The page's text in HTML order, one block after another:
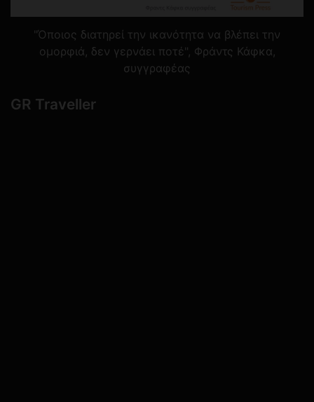
"Όποιος διατηρεί την ικανότητα να βλέπει την
ομορφιά, δεν γερνάει ποτέ", Φράντς Κάφκα,
συγγραφέας
GR Traveller